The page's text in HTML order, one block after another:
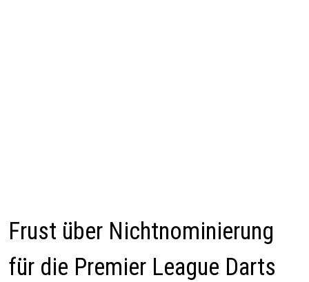
Frust über Nichtnominierung
für die Premier League Darts